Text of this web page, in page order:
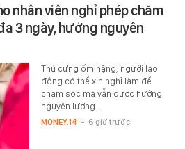
nhân viên nghỉ phép chăm
3 ngày, hưởng nguyên
Thú cưng ốm nặng, người lao
động có thể xin nghỉ làm để
chăm sóc mà vẫn được hưởng
nguyên lương.
MONEY.14 - 6 giờ trước